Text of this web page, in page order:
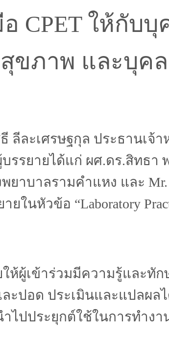
อ CPET ให้กับ
สุขภาพ และบุค
ลีละเศรษฐกุล ประธานเจ้
บรรยายได้แก่ ผศ.ดร.สิทธ
าบาลรามคำแหง และ Mr.
ในหัวข้อ “Laboratory
ห้ผู้เข้าร่วมมีความรู้และทัก
ะปอด ประเมินและแปลผ
ำไปประยุกต์ใช้ในการทำง